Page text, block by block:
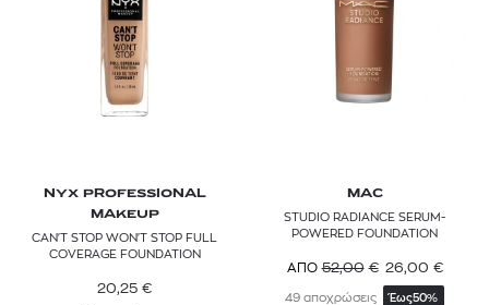
NYX PROFESSIONAL
MAKEUP
CAN'T STOP WON'T STOP FULL
COVERAGE FOUNDATION
20,25 €
MAC
STUDIO RADIANCE SERUM-
POWERED FOUNDATION
ΑΠΟ 52,00 € 26,00 €
49 αποχρώσεις Έως50%